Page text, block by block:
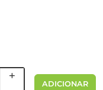
ADICIONAR